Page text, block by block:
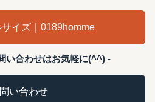
サイズ｜0189homme
い合わせはお気軽に(^^) -
い合わせ